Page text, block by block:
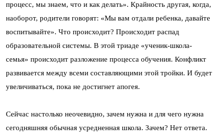
процесс, мы знаем, что и как делать». Крайность другая, когда,
наоборот, родители говорят: «Мы вам отдали ребенка, давайте
воспитывайте». Что происходит? Происходит распад
образовательной системы. В этой триаде «ученик-школа-
семья» происходит разложение процесса обучения. Конфликт
развивается между всеми составляющими этой тройки. И будет
увеличиваться, пока не достигнет апогея.
Сейчас настолько неочевидно, зачем нужна и для чего нужна
сегодняшняя обычная усредненная школа. Зачем? Нет ответа.